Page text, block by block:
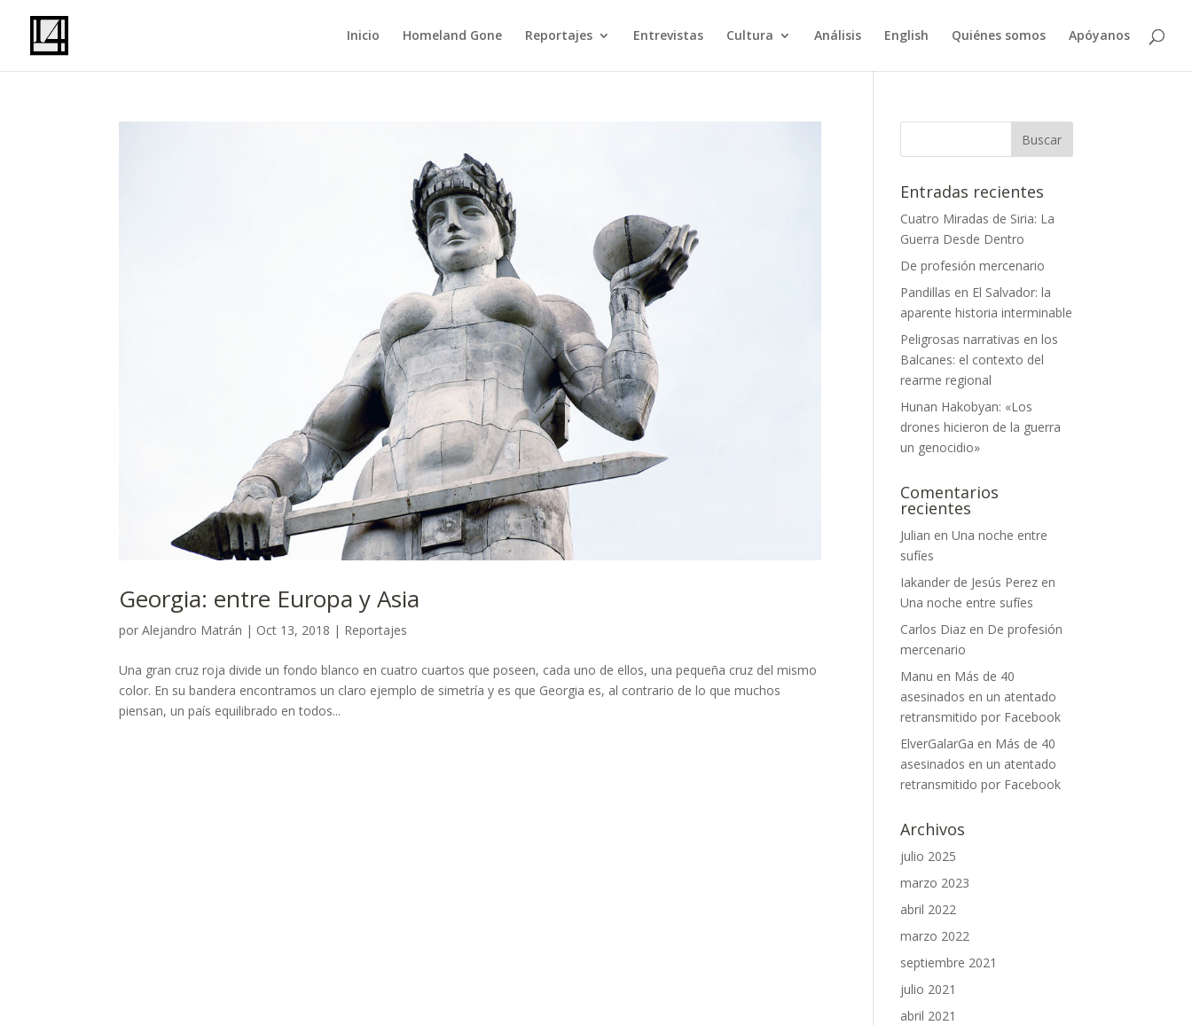
Inicio Homeland Gone Reportajes Entrevistas Cultura Análisis English Quiénes somos Apóyanos
Georgia: entre Europa y Asia
porAlejandro Matrán | Oct 13, 2018 | Reportajes
Una gran cruz roja divide un fondo blanco en cuatro cuartos que poseen, cada uno de ellos, una pequeña cruz del mismo
color. En su bandera encontramos un claro ejemplo de simetría y es que Georgia es, al contrario de lo que muchos
piensan, un país equilibrado en todos...
Entradas recientes
Cuatro Miradas de Siria: La
Guerra Desde Dentro
De profesión mercenario
Pandillas en El Salvador: la
aparente historia interminable
Peligrosas narrativas en los
Balcanes: el contexto del
rearme regional
Hunan Hakobyan: «Los
drones hicieron de la guerra
un genocidio»
Comentarios
recientes
Julian enUna noche entre
sufíes
Iakander de Jesús Perez en
Una noche entre sufíes
Carlos Diaz en De profesión
mercenario
Manu en Más de 40
asesinados en un atentado
retransmitido por Facebook
ElverGalarGa en Más de 40
asesinados en un atentado
retransmitido por Facebook
Archivos
julio 2025
marzo 2023
abril 2022
marzo 2022
septiembre 2021
julio 2021
abril 2021